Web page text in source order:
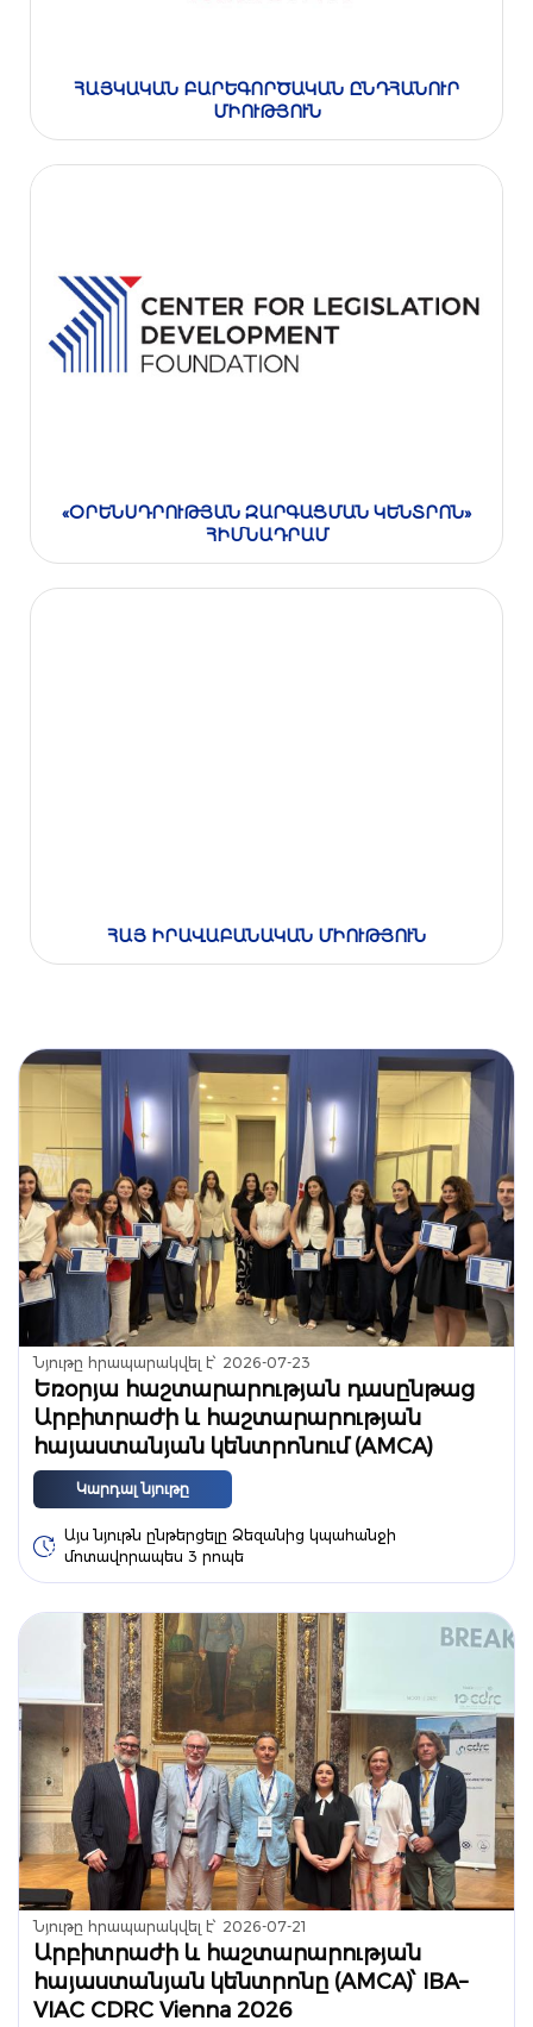
ՀԱՅԿԱԿԱՆ ԲԱՐԵԳՈՐԾԱԿԱՆ ԸՆԴՀԱՆՈՒՐ
ՄԻՈՒԹՅՈՒՆ
«ՕՐԵՆՍԴՐՈՒԹՅԱՆ ԶԱՐԳԱՑՄԱՆ ԿԵՆՏՐՈՆ»
ՀԻՄՆԱԴՐԱՄ
ՀԱՅ ԻՐԱՎԱԲԱՆԱԿԱՆ ՄԻՈՒԹՅՈՒՆ
Նյութը հրապարակվել է՝ 2026-07-23
Եռօրյա հաշտարարության դասընթաց
Արբիտրաժի և հաշտարարության
հայաստանյան կենտրոնում (AMCA)
Կարդալ նյութը
Այս նյութն ընթերցելը Ձեզանից կպահանջի
մոտավորապես 3 րոպե
Նյութը հրապարակվել է՝ 2026-07-21
Արբիտրաժի և հաշտարարության
հայաստանյան կենտրոնը (AMCA)՝ IBA–
VIAC CDRC Vienna 2026